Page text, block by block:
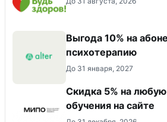
Выгода 10% на
психотерапию
До 31 января, 2027
Скидка 5% на
обучения на сайте